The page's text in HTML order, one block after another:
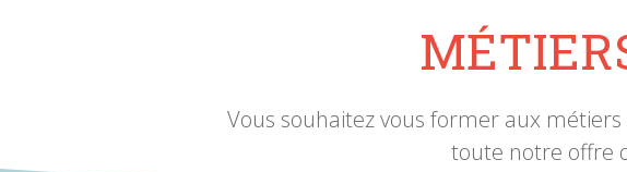
Vous souhaitez vous former aux
toute notre offre